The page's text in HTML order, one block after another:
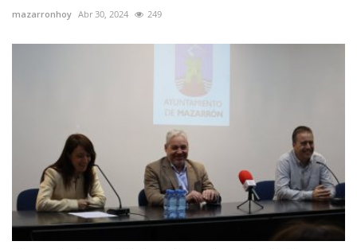
mazarronhoy Abr 30, 2024 249